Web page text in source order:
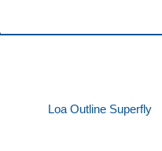
Loa Outline Superfly